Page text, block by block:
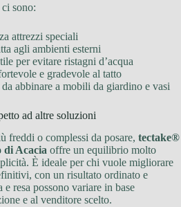
sono:
attrezzi speciali
agli ambienti esterni
per evitare ristagni d’acqua
e gradevole al tatto
abbinare a mobili da giardino e vasi
ad altre soluzioni
freddi o complessi da posare, tectake®
di Acacia offre un equilibrio molto
È ideale per chi vuole migliorare
con un risultato ordinato e
resa possono variare in base
e al venditore scelto.